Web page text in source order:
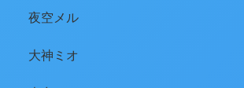
夜空メル
大神ミオ